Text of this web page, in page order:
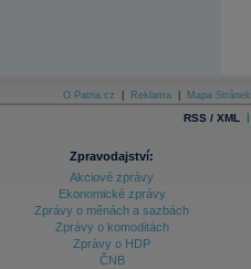
Databanka - Ekonomický růst
Databanka - Indexy
Databanka - Měnové kurzy
Databanka - Trh práce
O Patria.cz Reklama Mapa Stránek
RSS / XML |
Zpravodajství:
Akciové zprávy
Ekonomické zprávy
Zprávy o měnách a sazbách
Zprávy o komoditách
Zprávy o HDP
ČNB